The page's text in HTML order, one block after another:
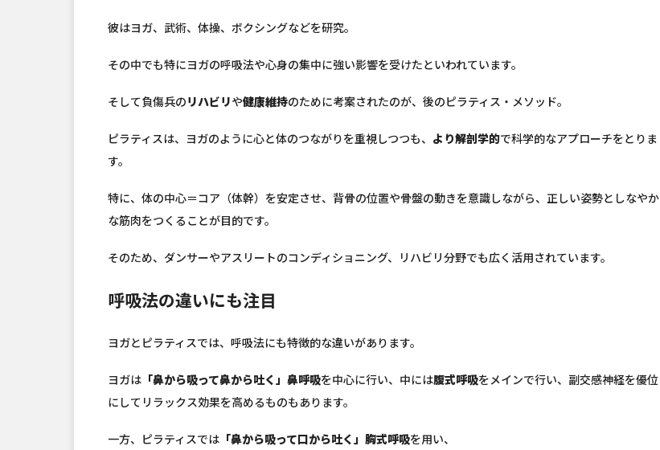
彼はヨガ、武術、体操、ボクシングなどを研究。
その中でも特にヨガの呼吸法や心身の集中に強い影響を受けたといわれています。
そして負傷兵のリハビリや健康維持のために考案されたのが、後のピラティス・メソッド。
ピラティスは、ヨガのように心と体のつながりを重視しつつも、 より解剖学的で科学的なアプローチをとりま
す。
特に、体の中心＝コア（体幹）を安定させ、背骨の位置や骨盤の動きを意識しながら、正しい姿勢としなやか
な筋肉をつくることが目的です。
そのため、ダンサーやアスリートのコンディショニング、リハビリ分野でも広く活用されています。
呼吸法の違いにも注目
ヨガとピラティスでは、呼吸法にも特徴的な違いがあります。
ヨガは 「鼻から吸って鼻から吐く」鼻呼吸を中心に行い、中には腹式呼吸をメインで行い、副交感神経を優位
にしてリラックス効果を高めるものもあります。
一方、ピラティスでは 「鼻から吸って口から吐く」胸式呼吸を用い、